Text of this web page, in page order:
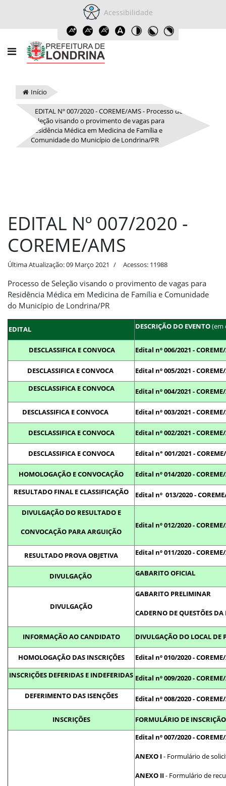
Acessibilidade
Início
EDITAL Nº 007/2020 - COREME/AMS - Processo de
Seleção visando o provimento de vagas para
Residência Médica em Medicina de Família e
Comunidade do Município de Londrina/PR
EDITAL Nº 007/2020 -
COREME/AMS
Última Atualização: 09 Março 2021 Acessos: 11988
Processo de Seleção visando o provimento de vagas para
Residência Médica em Medicina de Família e Comunidade
do Município de Londrina/PR
EDITAL DESCRIÇÃO DO EVENTO(em
DESCLASSIFICA E CONVOCA Edital nº 006/2021 -
DESCLASSIFICA E CONVOCA
Edital nº 005/2021 -
DESCLASSIFICA E CONVOCA
Edital nº 004/2021 -
DESCLASSIFICA E CONVOCA Edital nº 003/2021 -
DESCLASSIFICA E CONVOCA Edital nº 002/2021 -
DESCLASSIFICA E CONVOCA Edital n° 001/2021 -
HOMOLOGAÇÃO E CONVOCAÇÃO
Edital nº 014/2020 -
RESULTADO FINAL E CLASSIFICAÇÃO
Edital nº 013/2020 -
DIVULGAÇÃO DO RESULTADO E
CONVOCAÇÃO PARA ARGUIÇÃO
Edital nº 012/2020 -
RESULTADO PROVA OBJETIVA Edital nº 011/2020 -
DIVULGAÇÃO GABARITO OFICIAL
DIVULGAÇÃO
GABARITO PRELIMINAR
CADERNO DE QUESTÕES DA
INFORMAÇÃO AO CANDIDATO DIVULGAÇÃO DO LOCAL DE
HOMOLOGAÇÃO DAS INSCRIÇÕES
Edital nº 010/2020 -
INSCRIÇÕES DEFERIDAS E INDEFERIDAS Edital nº 009/2020 -
DEFERIMENTO DAS ISENÇÕES
Edital nº 008/2020 -
INSCRIÇÕES FORMULÁRIO DE INSCRIÇÃO
Edital nº 007/2020 -
ANEXO I- Formulário de
ANEXO II- Formulário de